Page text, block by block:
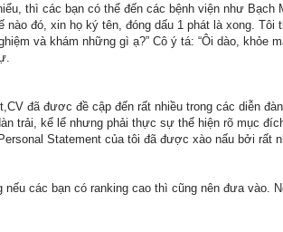
thì các bạn có thể đến các bệnh viện như Bạch
đó, xin họ ký tên, đóng dấu 1 phát là xong.
và khám những gì ạ?” Cô ý tá: “Ôi dào, khỏe
đã đươc đề cập đến rất nhiều trong các diễn
trải, kể lể nhưng phải thực sự thể hiện rõ mục
Statement của tôi đã được xào nấu bởi rất
các bạn có ranking cao thì cũng nên đưa vào.